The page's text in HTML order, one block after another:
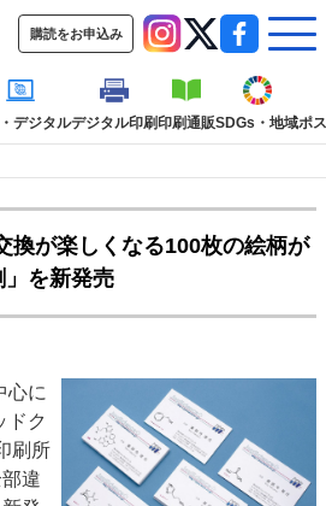
購読をお申込み
デジタルデジタル印刷印刷通販SDGs・地域ポ
記事
動画コンテンツ
ション
デジタル印刷
印刷通販
ビジネス イベント 信用情報
・訃報
が楽しくなる100枚の絵柄が
を新発売
心に
ドク
刷所
違